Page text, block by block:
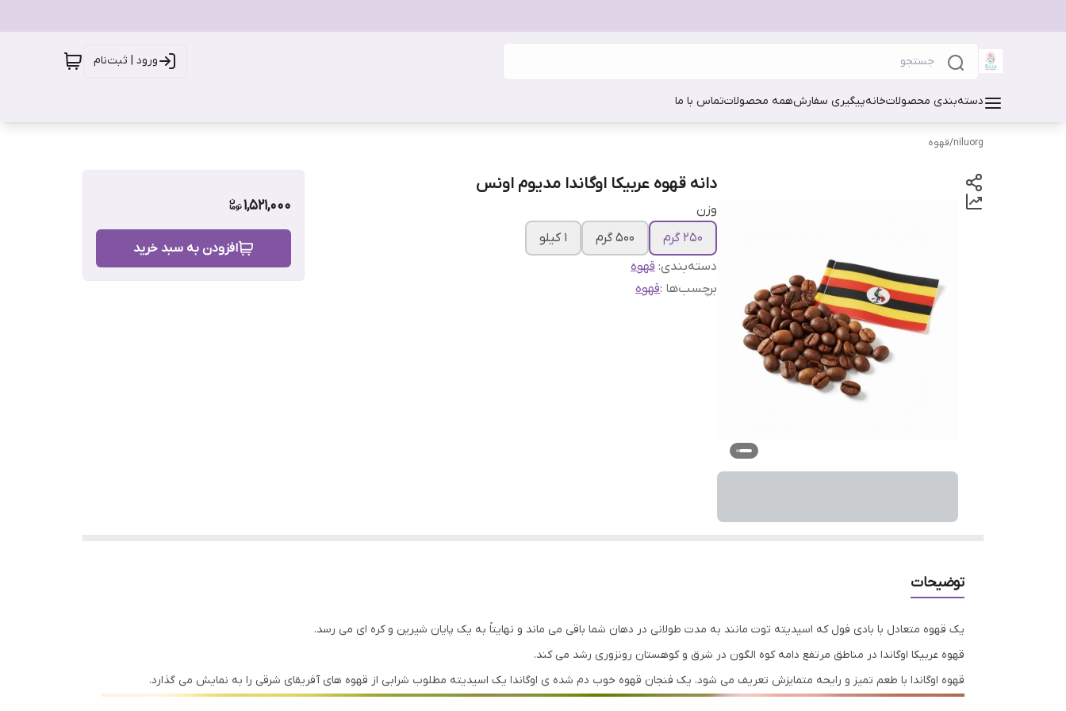
ورود | ثبت‌نام
دسته‌بندی محصولاتخانهپیگیری سفارشهمه محصولاتتماس با ما
niluorg
/قهوه
دانه قهوه عربیکا اوگاندا مدیوم اونس
وزن
250 گرم
500 گرم
1 کیلو
دسته‌بندی: قهوه
برچسب‌ها :قهوه
1,521,000
افزودن به سبد خرید
توضیحات
یک قهوه متعادل با بادی فول که اسیدیته توت مانند به مدت طولانی در دهان شما باقی می ماند و نهایتاً به یک پایان شیرین و کره ای می رسد.
قهوه عربیکا اوگاندا در مناطق مرتفع دامه کوه الگون در شرق و کوهستان رونزوری رشد می کند.
قهوه اوگاندا با طعم تمیز و رایحه متمایزش تعریف می شود. یک فنجان قهوه خوب دم شده ی اوگاندا یک اسیدیته مطلوب شرابی از قهوه های آفریقای شرقی را به نمایش می گذارد.